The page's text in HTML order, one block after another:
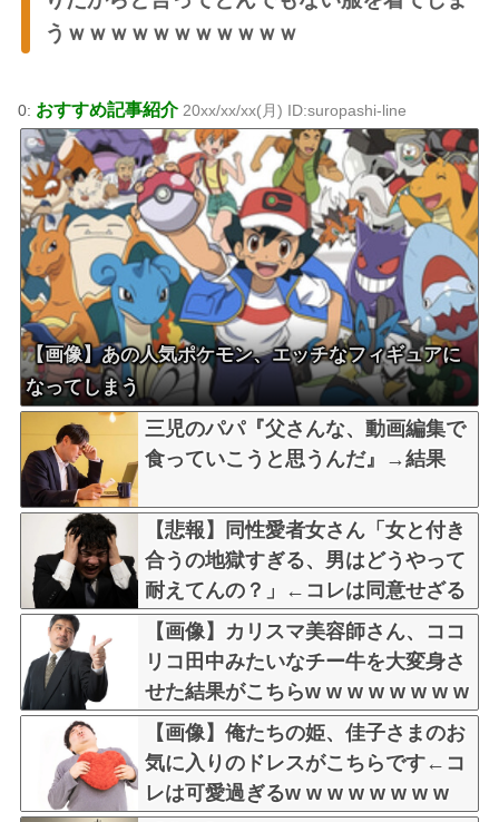
うｗｗｗｗｗｗｗｗｗｗｗ
0: おすすめ記事紹介20xx/xx/xx(月) ID:suropashi-line
【画像】あの人気ポケモン、エッチなフィギュアに
なってしまう
三児のパパ『父さんな、動画編集で
食っていこうと思うんだ』→結果
【悲報】同性愛者女さん「女と付き
合うの地獄すぎる、男はどうやって
耐えてんの？」←コレは同意せざる
おえないと話題に
【画像】カリスマ美容師さん、ココ
リコ田中みたいなチー牛を大変身さ
せた結果がこちらw w w w w w w w
w w w
【画像】俺たちの姫、佳子さまのお
気に入りのドレスがこちらです←コ
レは可愛過ぎるw w w w w w w w